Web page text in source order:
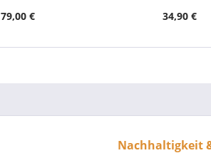
79,00 € 34,90 €
Nachhaltigkeit